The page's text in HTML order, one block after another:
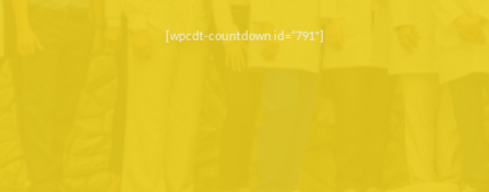
[wpcdt-countdown id=”791″]